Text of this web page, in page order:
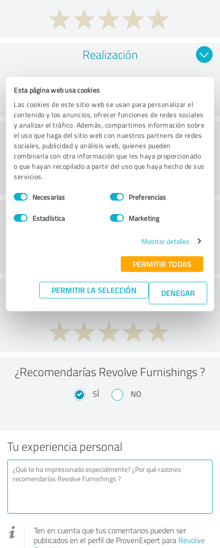
Esta página web usa cookies
Las cookies de este sitio web se usan para personalizar el
contenido y los anuncios, ofrecer funciones de redes sociales
y analizar el tráfico. Además, compartimos información sobre
el uso que haga del sitio web con nuestros partners de redes
sociales, publicidad y análisis web, quienes pueden
combinarla con otra información que les haya proporcionado
o que hayan recopilado a partir del uso que haya hecho de sus
servicios.
Selección
de
Necesarias Preferencias
Estadística Marketing
Mostrar detalles
PERMITIR TODAS
PERMITIR LA SELECCIÓN DENEGAR
Realización
Consultoría
Servicio de atención al cliente
¿Qué te parece la relación calidad-precio?
¿Recomendarías Revolve Furnishings ?
SÍ NO
Tu experiencia personal
Ten en cuenta que tus comentarios pueden ser
publicados en el perfil de ProvenExpert para Revolve